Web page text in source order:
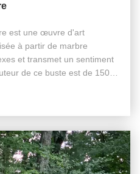
est une œuvre d'art
à partir de marbre
et transmet un sentiment
de ce buste est de 150